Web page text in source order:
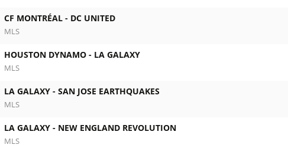
CF MONTRÉAL - DC UNITED
MLS
HOUSTON DYNAMO - LA GALAXY
MLS
LA GALAXY - SAN JOSE EARTHQUAKES
MLS
LA GALAXY - NEW ENGLAND REVOLUTION
MLS